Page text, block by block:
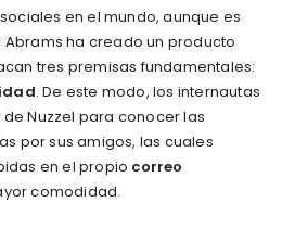
en el mundo, aunque es
ha creado un producto
tres premisas fundamentales:
. De este modo, los internautas
Nuzzel para conocer las
por sus amigos, las cuales
en el propio correo
comodidad.